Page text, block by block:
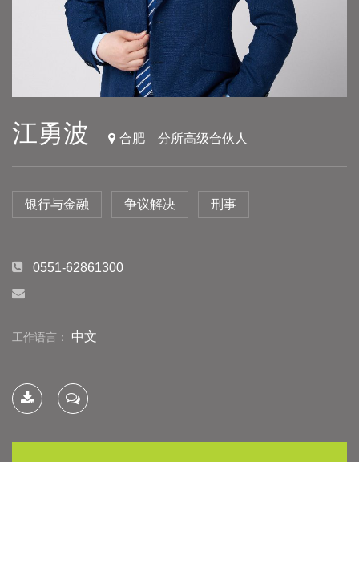
江勇波 合肥 分所高级合伙人
银行与金融 争议解决 刑事
0551-62861300
工作语言： 中文